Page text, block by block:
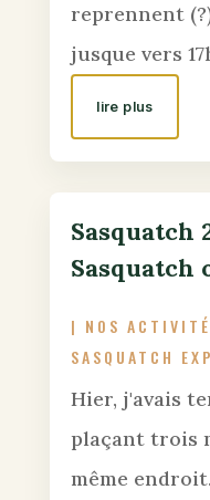
reprennent
jusque vers
lire plus
Sasquatch
Sasquatch
| NOS
SASQUATCH
Hier, j'avais
plaçant trois
même